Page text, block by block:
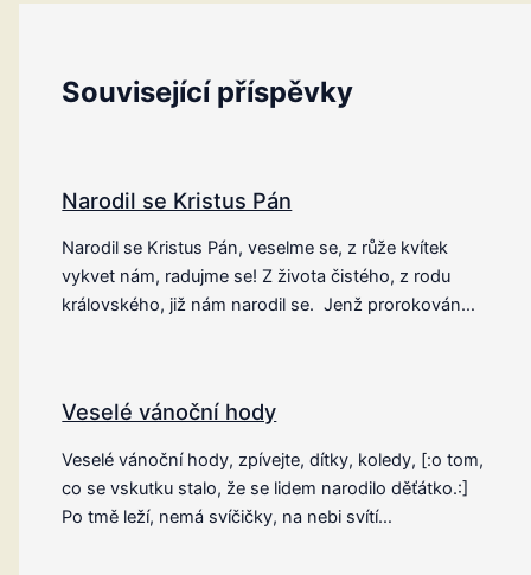
Související příspěvky
Narodil se Kristus Pán
Narodil se Kristus Pán, veselme se, z růže kvítek
vykvet nám, radujme se! Z života čistého, z rodu
královského, již nám narodil se. Jenž prorokován…
Veselé vánoční hody
Veselé vánoční hody, zpívejte, dítky, koledy, [:o tom,
co se vskutku stalo, že se lidem narodilo děťátko.:]
Po tmě leží, nemá svíčičky, na nebi svítí…